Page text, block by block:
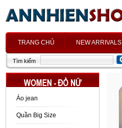
TRANG CHỦ NEW ARRIVALS
Tìm kiếm
Áo jean
Quần Big Size